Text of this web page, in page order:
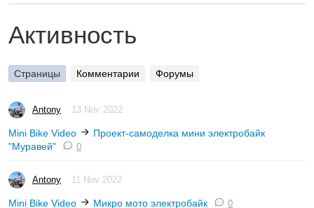
Активность
Страницы Комментарии Форумы
Antony 13 Nov 2022
Mini Bike Video
Проект-самоделка мини электробайк
"Муравей"
0
Antony 11 Nov 2022
Mini Bike Video Микро мото электробайк 0